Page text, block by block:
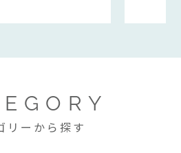
リーから探す